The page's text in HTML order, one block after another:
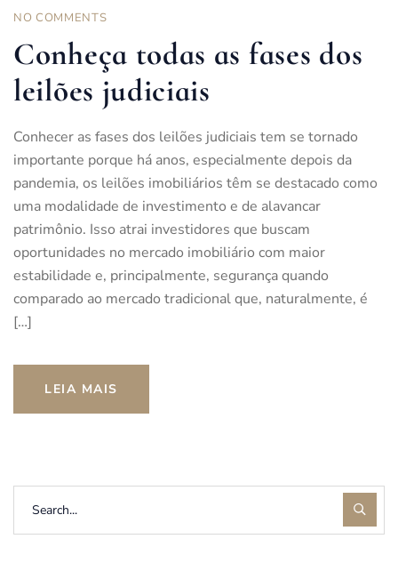
NO COMMENTS
Conheça todas as fases dos
leilões judiciais
Conhecer as fases dos leilões judiciais tem se tornado
importante porque há anos, especialmente depois da
pandemia, os leilões imobiliários têm se destacado como
uma modalidade de investimento e de alavancar
patrimônio. Isso atrai investidores que buscam
oportunidades no mercado imobiliário com maior
estabilidade e, principalmente, segurança quando
comparado ao mercado tradicional que, naturalmente, é
[…]
LEIA MAIS